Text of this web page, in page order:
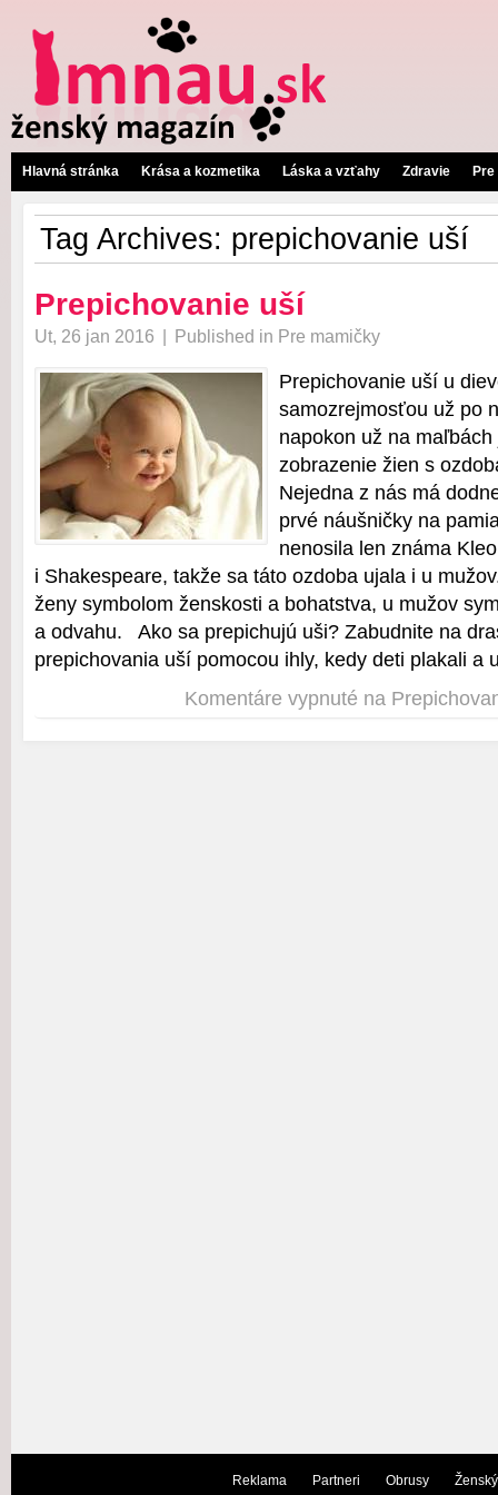
Hlavná stránka Krása a kozmetika Láska a vzťahy Zdravie
Tag Archives: prepichovanie uší
Prepichovanie uší
Ut, 26 jan 2016 | Published in Pre mamičky
Prepichovanie uší u
samozrejmosťou už po
napokon už na
zobrazenie žien s
Nejedna z nás má
prvé náušničky na
nenosila len známa
i Shakespeare, takže sa táto ozdoba ujala i u
ženy symbolom ženskosti a bohatstva, u mužov
a odvahu. Ako sa prepichujú uši? Zabudnite na
prepichovania uší pomocou ihly, kedy deti plakali a
Komentáre vypnuté na
Reklama Partneri Obrusy